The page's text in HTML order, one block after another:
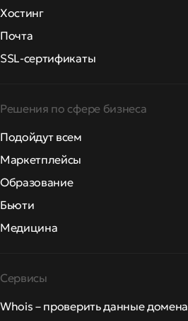
Хостинг
Почта
SSL-сертификаты
Решения по сфере бизнеса
Подойдут всем
Маркетплейсы
Образование
Бьюти
Медицина
Сервисы
Whois – проверить данные домена